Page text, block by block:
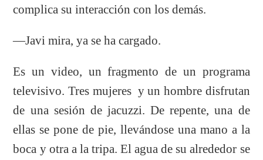
complica su interacción con los demás.
—Javi mira, ya se ha cargado.
Es un video, un fragmento de un programa
televisivo. Tres mujeres y un hombre disfrutan
de una sesión de jacuzzi. De repente, una de
ellas se pone de pie, llevándose una mano a la
boca y otra a la tripa. El agua de su alrededor se